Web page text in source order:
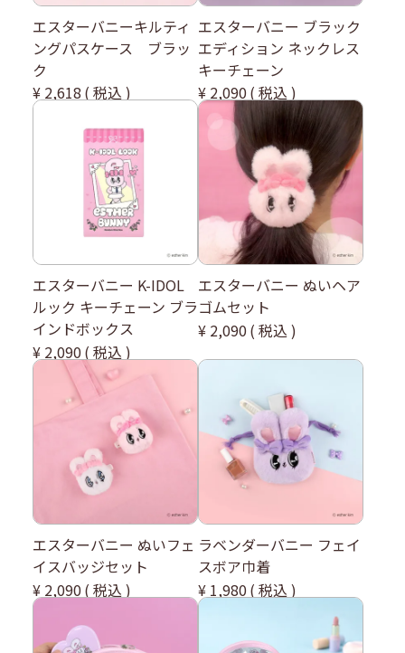
エスターバニーキルティ
ングパスケース ブラッ
ク
¥ 2,618 税込
エスターバニー ブラック
エディション ネックレス
キーチェーン
¥ 2,090 税込
エスターバニー K-IDOL
ルック キーチェーン ブラ
インドボックス
¥ 2,090 税込
エスターバニー ぬいヘア
ゴムセット
¥ 2,090 税込
エスターバニー ぬいフェ
イスバッジセット
¥ 2,090 税込
ラベンダーバニー フェイ
スボア巾着
¥ 1,980 税込